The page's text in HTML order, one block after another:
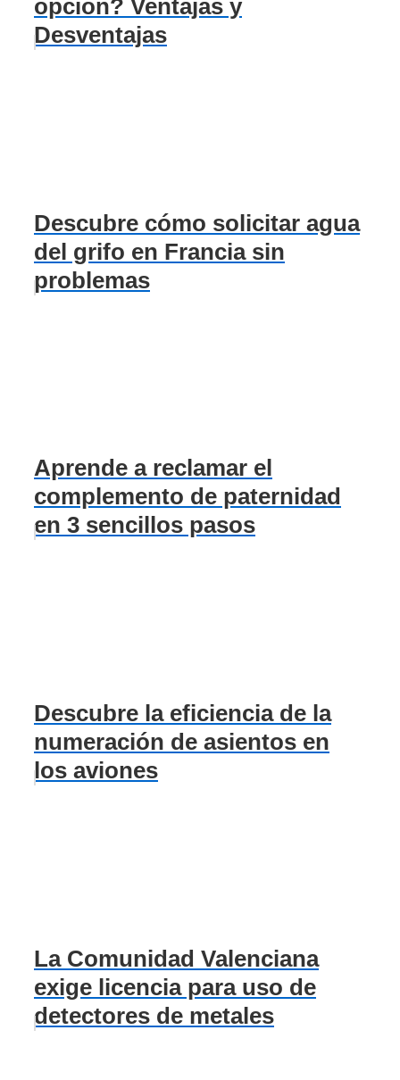
opción? Ventajas y
Desventajas
Descubre cómo solicitar agua
del grifo en Francia sin
problemas
Aprende a reclamar el
complemento de paternidad
en 3 sencillos pasos
Descubre la eficiencia de la
numeración de asientos en
los aviones
La Comunidad Valenciana
exige licencia para uso de
detectores de metales